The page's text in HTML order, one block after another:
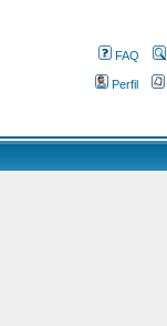
FAQ
Perfil